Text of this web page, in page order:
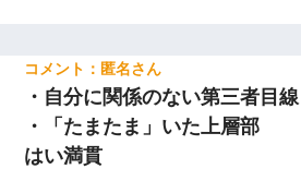
匿名
・自分に関係のない第三者目線
・「たまたま」いた上層部
はい満貫